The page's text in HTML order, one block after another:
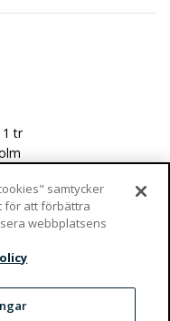
1 tr
3
samtycker
för att förbättra
webbplatsens